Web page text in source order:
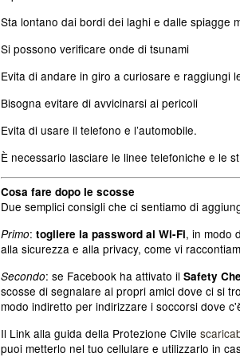
Sta lontano dai bordi dei laghi e dalle spiagge
Si possono verificare onde di tsunami
Evita di andare in giro a curiosare e raggiungi
Bisogna evitare di avvicinarsi ai pericoli
Evita di usare il telefono e l’automobile.
È necessario lasciare le linee telefoniche e le
Cosa fare dopo le scosse
Due semplici consigli che ci sentiamo di
Primo: togliere la password al Wi-Fi, in modo
alla sicurezza e alla privacy, come vi
Secondo: se Facebook ha attivato il Safety
scosse di segnalare ai propri amici dove ci si
modo indiretto per indirizzare i soccorsi dove
Il Link alla guida della Protezione Civile
puoi metterlo nel tuo cellulare e utilizzarlo in